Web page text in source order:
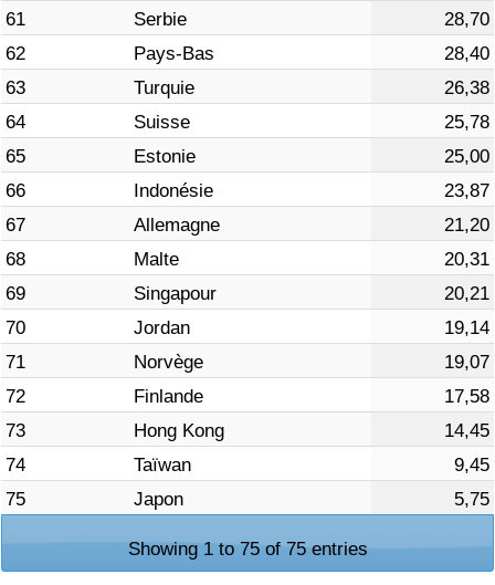
61
Serbie
28,70
62
Pays-Bas
28,40
63
Turquie
26,38
64
Suisse
25,78
65
Estonie
25,00
66
Indonésie
23,87
67
Allemagne
21,20
68
Malte
20,31
69
Singapour
20,21
70
Jordan
19,14
71
Norvège
19,07
72
Finlande
17,58
73
Hong Kong
14,45
74
Taïwan
9,45
75
Japon 5,75
Showing 1 to 75 of 75 entries